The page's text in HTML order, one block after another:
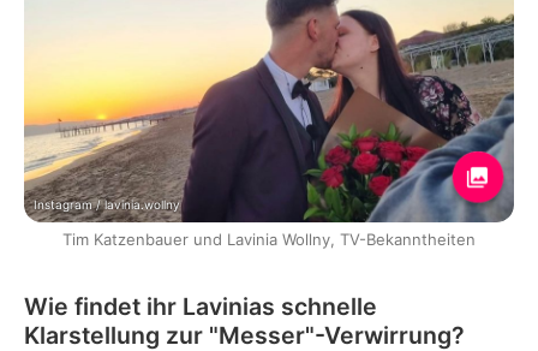
Instagram / lavinia.wollny
Tim Katzenbauer und Lavinia Wollny, TV-Bekanntheiten
Wie findet ihr Lavinias schnelle
Klarstellung zur "Messer"-Verwirrung?